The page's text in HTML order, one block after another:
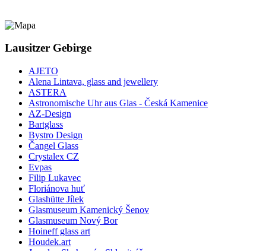
Lausitzer Gebirge
AJETO
Alena Lintava, glass and jewellery
ASTERA
Astronomische Uhr aus Glas - Česká Kamenice
AZ-Design
Bartglass
Bystro Design
Čangel Glass
Crystalex CZ
Evpas
Filip Lukavec
Floriánova huť
Glashütte Jílek
Glasmuseum Kamenický Šenov
Glasmuseum Nový Bor
Hoineff glass art
Houdek.art